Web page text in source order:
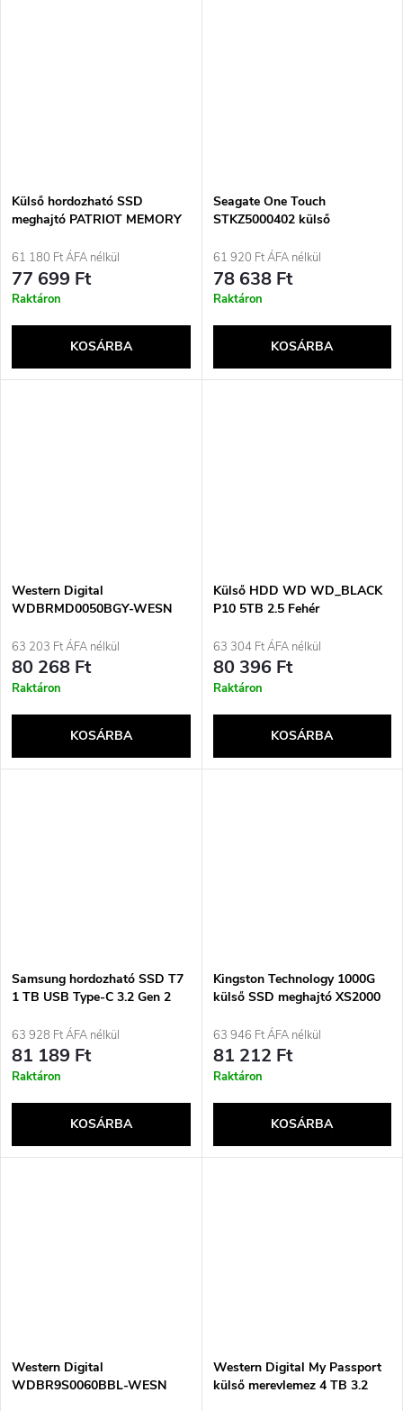
Külső hordozható SSD
meghajtó PATRIOT MEMORY
Type-C 1000 MB/s
(PTPL1TBPEC) piros
61 180 Ft ÁFA nélkül
77 699 Ft
Raktáron
KOSÁRBA
Seagate One Touch
STKZ5000402 külső
Micro-USB B 3.2 Gen 1 (3.1
Gen 1) kék
61 920 Ft ÁFA nélkül
78 638 Ft
Raktáron
KOSÁRBA
Western Digital
WDBRMD0050BGY-WESN
Gen 1 (3.1 Gen 1)
63 203 Ft ÁFA nélkül
80 268 Ft
Raktáron
KOSÁRBA
Külső HDD WD WD_BLACK
P10 5TB 2.5 Fehér
63 304 Ft ÁFA nélkül
80 396 Ft
Raktáron
KOSÁRBA
Samsung hordozható SSD T7
1 TB USB Type-C 3.2 Gen 2
63 928 Ft ÁFA nélkül
81 189 Ft
Raktáron
KOSÁRBA
Kingston Technology 1000G
külső SSD meghajtó XS2000
63 946 Ft ÁFA nélkül
81 212 Ft
Raktáron
KOSÁRBA
Western Digital
WDBR9S0060BBL-WESN
Western Digital My Passport
külső merevlemez 4 TB 3.2